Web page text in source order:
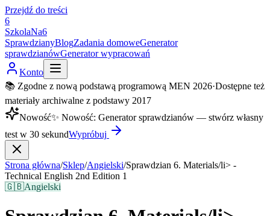
Przejdź do treści
6
SzkolaNa6
SprawdzianyBlogZadania domoweGenerator
sprawdzianówGenerator wypracowań
Konto
📚 Zgodne z nową podstawą programową MEN 2026·Dostępne też
materiały archiwalne z podstawy 2017
Nowość✨ Nowość: Generator sprawdzianów — stwórz własny
test w 30 sekundWypróbuj
Strona główna/Sklep/Angielski/Sprawdzian 6. Materials/li> -
Technical English 2nd Edition 1
🇬🇧Angielski